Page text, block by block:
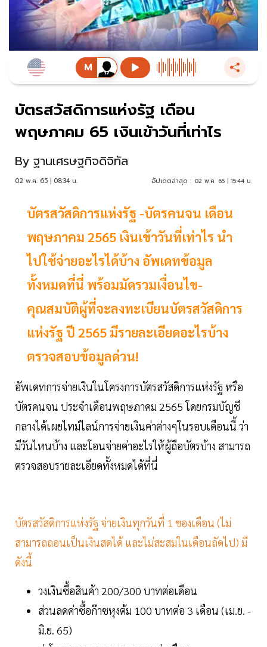
บัตรสวัสดิการแห่งรัฐ เดือน
พฤษภาคม 65 เงินเข้าวันที่เท่าไร
By ฐานเศรษฐกิจดิจิทัล
02 พ.ค. 65 | 08:34 น. อัปเดตล่าสุด : 02 พ.ค. 65 | 15:44 น.
บัตรสวัสดิการแห่งรัฐ -บัตรคนจน เดือน
พฤษภาคม 2565 เงินเข้าวันที่เท่าไร นำ
ไปใช้จ่ายอะไรได้บ้าง อัพเดทข้อมูล
ทั้งหมดที่นี่ พร้อมมัดรวมเงื่อนไข-
คุณสมบัติผู้ที่จะลงทะเบียนบัตรสวัสดิการ
แห่งรัฐ ปี 2565 มีรายละเอียดอะไรบ้าง
ตรวจสอบข้อมูลด่วน!
อัพเดทการจ่ายเงินในโครงการบัตรสวัสดิการแห่งรัฐ หรือ
บัตรคนจน ประจำเดือนพฤษภาคม 2565 โดยกรมบัญชี
กลางได้เผยไทม์ไลน์การจ่ายเงินค่าต่างๆในรอบเดือนนี้ ว่า
มีวันไหนบ้าง และโอนจ่ายค่าอะไรให้ผู้ถือบัตรบ้าง สามารถ
ตรวจสอบรายละเอียดทั้งหมดได้ที่นี่
บัตรสวัสดิการแห่งรัฐ จ่ายเงินทุกวันที่ 1 ของเดือน (ไม่
สามารถถอนเป็นเงินสดได้ และไม่สะสมในเดือนถัดไป) มี
ดังนี้
วงเงินซื้อสินค้า 200/300 บาทต่อเดือน
ส่วนลดค่าซื้อก๊าซหุงต้ม 100 บาทต่อ 3 เดือน (เม.ย. -
มิ.ย. 65)